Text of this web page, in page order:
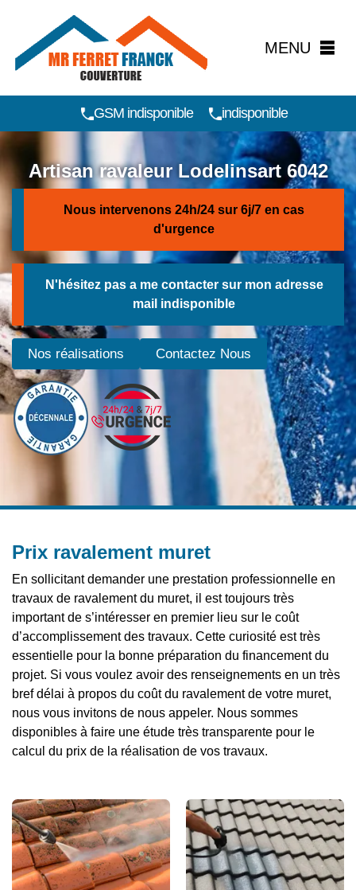
MENU
GSM indisponible indisponible
Artisan ravaleur Lodelinsart 6042
Nous intervenons 24h/24 sur 6j/7 en cas
d'urgence
N'hésitez pas a me contacter sur mon adresse
mail indisponible
Nos réalisations Contactez Nous
Prix ravalement muret
En sollicitant demander une prestation professionnelle en
travaux de ravalement du muret, il est toujours très
important de s’intéresser en premier lieu sur le coût
d’accomplissement des travaux. Cette curiosité est très
essentielle pour la bonne préparation du financement du
projet. Si vous voulez avoir des renseignements en un très
bref délai à propos du coût du ravalement de votre muret,
nous vous invitons de nous appeler. Nous sommes
disponibles à faire une étude très transparente pour le
calcul du prix de la réalisation de vos travaux.